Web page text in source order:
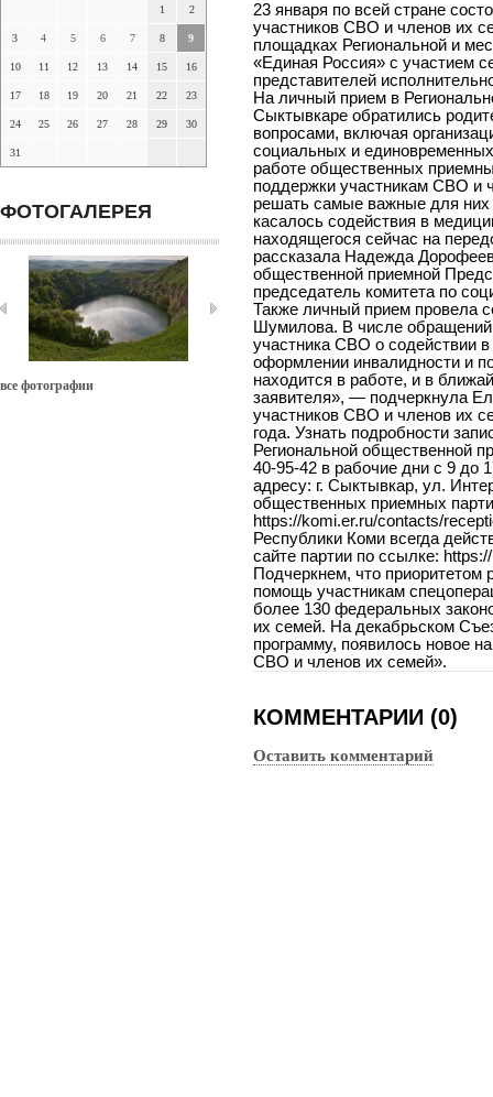
1 2
3 4 5 6 7 8 9
10 11 12 13 14 15 16
17 18 19 20 21 22 23
24 25 26 27 28 29 30
31
ФОТОГАЛЕРЕЯ
все фотографии
23 января по всей стране
участников СВО и членов их
площадках Региональной и
«Единая Россия» с участием
представителей
На личный прием в
Сыктывкаре обратились
вопросами, включая
социальных и
работе общественных
поддержки участникам СВО и
решать самые важные для
касалось содействия в
находящегося сейчас на
рассказала Надежда
общественной приемной
председатель комитета по
Также личный прием провела
Шумилова. В числе
участника СВО о содействии
оформлении инвалидности и
находится в работе, и в
заявителя», — подчеркнула
участников СВО и членов их
года. Узнать подробности
Региональной общественной
40-95-42 в рабочие дни с 9 до
адресу: г. Сыктывкар, ул.
общественных приемных
https://komi.er.ru/contacts/
Республики Коми всегда
сайте партии по ссылке:
Подчеркнем, что приоритетом
помощь участникам
более 130 федеральных
их семей. На декабрьском
программу, появилось новое
СВО и членов их семей».
КОММЕНТАРИИ (0)
Оставить комментарий